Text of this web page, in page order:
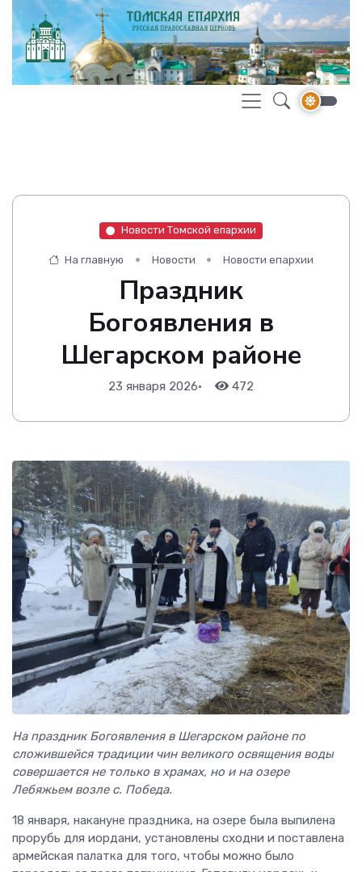
Новости Томской епархии
На главную Новости Новости епархии
Праздник
Богоявления в
Шегарском районе
23 января 2026• 472
На праздник Богоявления в Шегарском районе по
сложившейся традиции чин великого освящения воды
совершается не только в храмах, но и на озере
Лебяжьем возле с. Победа.
18 января, накануне праздника, на озере была выпилена
прорубь для иордани, установлены сходни и поставлена
армейская палатка для того, чтобы можно было